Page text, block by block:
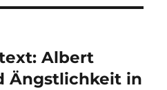
Albert
Ängstlichkeit in